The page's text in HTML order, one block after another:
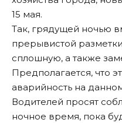
15 мая.
Так, грядущей ночью
прерывистой
сплошную, а также
Предполагается, что
аварийность на
Водителей просят
ночное время, пока